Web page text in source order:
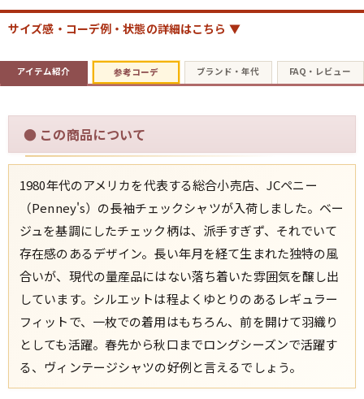
60年代 50年代
すべての年代を見る
週刊ラッシュアウト新聞
古着コラム
メディア・イベント情報
Youtube 古着屋Rush Out チャンネル
スタッフコーディネート
サイズ感・コーデ例・状態の詳細はこちら ▼
アイテム紹介 参考コーデ ブランド・年代 FAQ・レビュー
● この商品について
1980年代のアメリカを代表する総合小売店、JCペニー
（Penney's）の長袖チェックシャツが入荷しました。ベー
ジュを基調にしたチェック柄は、派手すぎず、それでいて
存在感のあるデザイン。長い年月を経て生まれた独特の風
合いが、現代の量産品にはない落ち着いた雰囲気を醸し出
しています。シルエットは程よくゆとりのあるレギュラー
フィットで、一枚での着用はもちろん、前を開けて羽織り
としても活躍。春先から秋口までロングシーズンで活躍す
る、ヴィンテージシャツの好例と言えるでしょう。